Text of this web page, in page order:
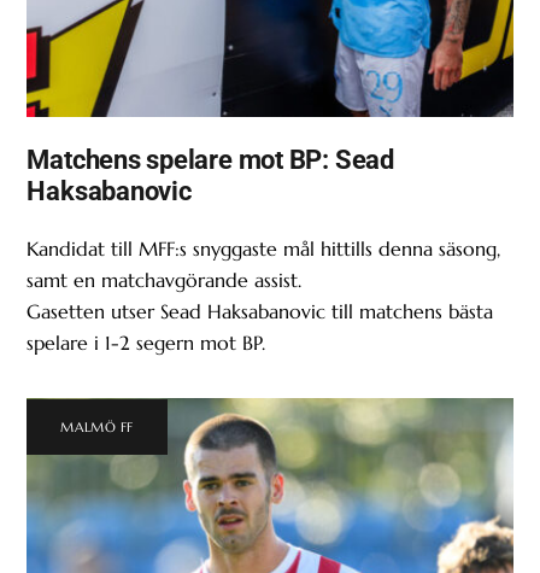
Matchens spelare mot BP: Sead
Haksabanovic
Kandidat till MFF:s snyggaste mål hittills denna säsong,
samt en matchavgörande assist.
Gasetten utser Sead Haksabanovic till matchens bästa
spelare i 1-2 segern mot BP.
MALMÖ FF